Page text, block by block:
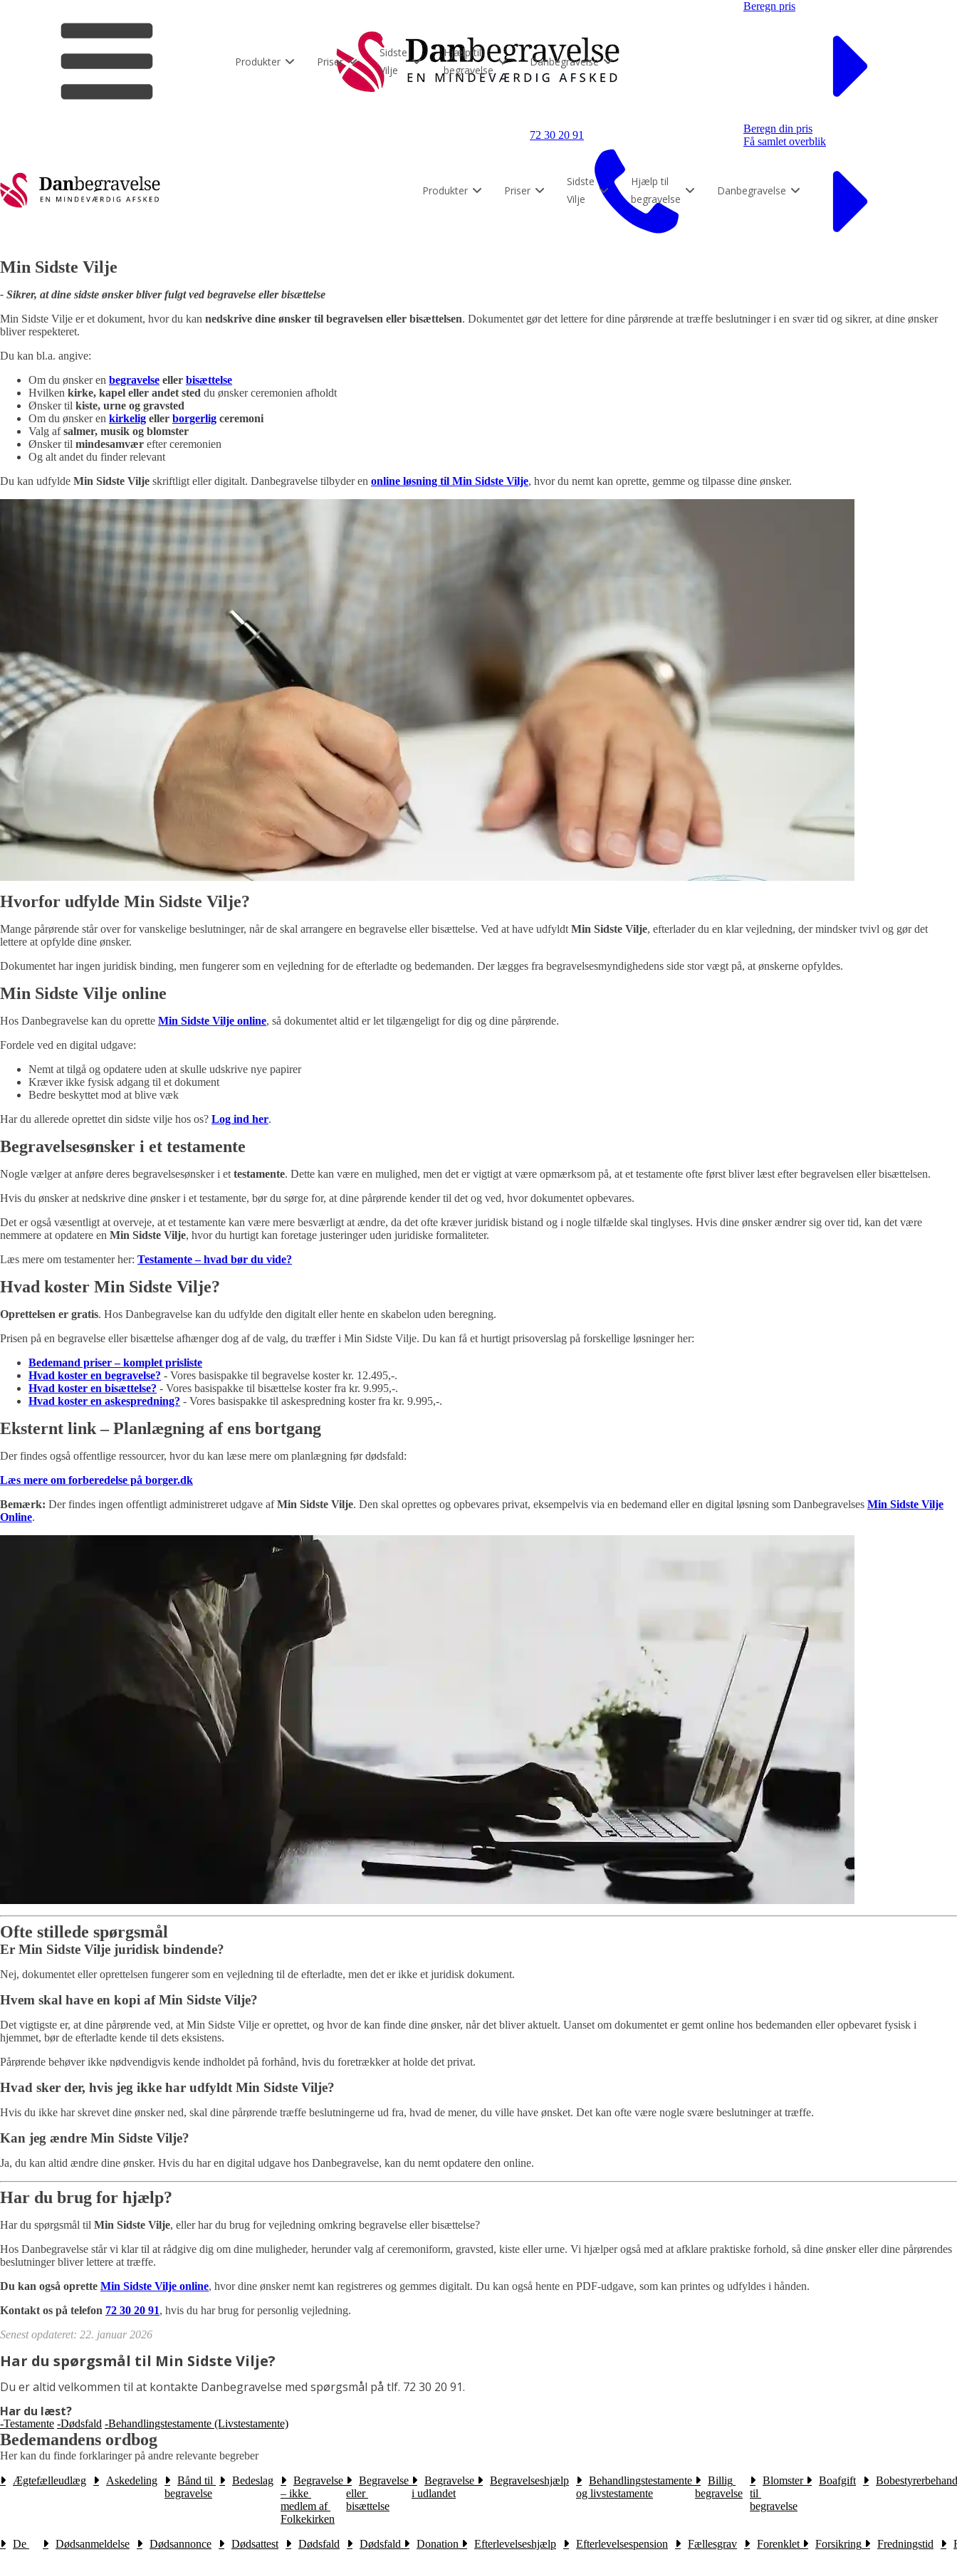
Produkter Priser
Sidste
Vilje
Hjælp til
begravelse
Danbegravelse
Beregn pris
Produkter Priser
Sidste
Vilje
Hjælp til
begravelse
Danbegravelse
72 30 20 91
Beregn din pris
Få samlet overblik
Min Sidste Vilje
- Sikrer, at dine sidste ønsker bliver fulgt ved begravelse eller bisættelse
Min Sidste Vilje er et dokument, hvor du kan nedskrive dine ønsker til begravelsen eller bisættelsen. Dokumentet gør det lettere for dine pårørende at træffe beslutninger i en svær tid og sikrer, at dine ønsker
bliver respekteret.
Du kan bl.a. angive:
Om du ønsker en begravelse eller bisættelse
Hvilken kirke, kapel eller andet sted du ønsker ceremonien afholdt
Ønsker til kiste, urne og gravsted
Om du ønsker en kirkelig eller borgerlig ceremoni
Valg afsalmer, musik og blomster
Ønsker til mindesamvær efter ceremonien
Og alt andet du finder relevant
Du kan udfylde Min Sidste Vilje skriftligt eller digitalt. Danbegravelse tilbyder en online løsning til Min Sidste Vilje, hvor du nemt kan oprette, gemme og tilpasse dine ønsker.
Hvorfor udfylde Min Sidste Vilje?
Mange pårørende står over for vanskelige beslutninger, når de skal arrangere en begravelse eller bisættelse. Ved at have udfyldt Min Sidste Vilje, efterlader du en klar vejledning, der mindsker tvivl og gør det
lettere at opfylde dine ønsker.
Dokumentet har ingen juridisk binding, men fungerer som en vejledning for de efterladte og bedemanden. Der lægges fra begravelsesmyndighedens side stor vægt på, at ønskerne opfyldes.
Min Sidste Vilje online
Hos Danbegravelse kan du oprette Min Sidste Vilje online, så dokumentet altid er let tilgængeligt for dig og dine pårørende.
Fordele ved en digital udgave:
Nemt at tilgå og opdatere uden at skulle udskrive nye papirer
Kræver ikke fysisk adgang til et dokument
Bedre beskyttet mod at blive væk
Har du allerede oprettet din sidste vilje hos os? Log ind her.
Begravelsesønsker i et testamente
Nogle vælger at anføre deres begravelsesønsker i et testamente. Dette kan være en mulighed, men det er vigtigt at være opmærksom på, at et testamente ofte først bliver læst efter begravelsen eller bisættelsen.
Hvis du ønsker at nedskrive dine ønsker i et testamente, bør du sørge for, at dine pårørende kender til det og ved, hvor dokumentet opbevares.
Det er også væsentligt at overveje, at et testamente kan være mere besværligt at ændre, da det ofte kræver juridisk bistand og i nogle tilfælde skal tinglyses. Hvis dine ønsker ændrer sig over tid, kan det være
nemmere at opdatere en Min Sidste Vilje, hvor du hurtigt kan foretage justeringer uden juridiske formaliteter.
Læs mere om testamenter her: Testamente – hvad bør du vide?
Hvad koster Min Sidste Vilje?
Oprettelsen er gratis. Hos Danbegravelse kan du udfylde den digitalt eller hente en skabelon uden beregning.
Prisen på en begravelse eller bisættelse afhænger dog af de valg, du træffer i Min Sidste Vilje. Du kan få et hurtigt prisoverslag på forskellige løsninger her:
Bedemand priser – komplet prisliste
Hvad koster en begravelse? - Vores basispakke til begravelse koster kr. 12.495,-.
Hvad koster en bisættelse? - Vores basispakke til bisættelse koster fra kr. 9.995,-.
Hvad koster en askespredning? - Vores basispakke til askespredning koster fra kr. 9.995,-.
Eksternt link – Planlægning af ens bortgang
Der findes også offentlige ressourcer, hvor du kan læse mere om planlægning før dødsfald:
Læs mere om forberedelse på borger.dk
Bemærk: Der findes ingen offentligt administreret udgave afMin Sidste Vilje. Den skal oprettes og opbevares privat, eksempelvis via en bedemand eller en digital løsning som Danbegravelses Min Sidste Vilje
Online.
Ofte stillede spørgsmål
Er Min Sidste Vilje juridisk bindende?
Nej, dokumentet eller oprettelsen fungerer som en vejledning til de efterladte, men det er ikke et juridisk dokument.
Hvem skal have en kopi af Min Sidste Vilje?
Det vigtigste er, at dine pårørende ved, at Min Sidste Vilje er oprettet, og hvor de kan finde dine ønsker, når det bliver aktuelt. Uanset om dokumentet er gemt online hos bedemanden eller opbevaret fysisk i
hjemmet, bør de efterladte kende til dets eksistens.
Pårørende behøver ikke nødvendigvis kende indholdet på forhånd, hvis du foretrækker at holde det privat.
Hvad sker der, hvis jeg ikke har udfyldt Min Sidste Vilje?
Hvis du ikke har skrevet dine ønsker ned, skal dine pårørende træffe beslutningerne ud fra, hvad de mener, du ville have ønsket. Det kan ofte være nogle svære beslutninger at træffe.
Kan jeg ændre Min Sidste Vilje?
Ja, du kan altid ændre dine ønsker. Hvis du har en digital udgave hos Danbegravelse, kan du nemt opdatere den online.
Har du brug for hjælp?
Har du spørgsmål til Min Sidste Vilje, eller har du brug for vejledning omkring begravelse eller bisættelse?
Hos Danbegravelse står vi klar til at rådgive dig om dine muligheder, herunder valg af ceremoniform, gravsted, kiste eller urne. Vi hjælper også med at afklare praktiske forhold, så dine ønsker eller dine pårørendes
beslutninger bliver lettere at træffe.
Du kan også oprette Min Sidste Vilje online, hvor dine ønsker nemt kan registreres og gemmes digitalt. Du kan også hente en PDF-udgave, som kan printes og udfyldes i hånden.
Kontakt os på telefon 72 30 20 91, hvis du har brug for personlig vejledning.
Senest opdateret: 22. januar 2026
Har du spørgsmål til Min Sidste Vilje?
Du er altid velkommen til at kontakte Danbegravelse med spørgsmål på tlf. 72 30 20 91.
Har du læst?
-Testamente -Dødsfald -Behandlingstestamente (Livstestamente)
Bedemandens ordbog
Her kan du finde forklaringer på andre relevante begreber
Ægtefælleudlæg Askedeling
Bånd til
begravelse
Bedeslag
Begravelse
– ikke
medlem af
Folkekirken
Begravelse
eller
bisættelse
Begravelse
i udlandet
Begravelseshjælp
Behandlingstestamente
og livstestamente
Billig
begravelse
Blomster
til
begravelse
Boafgift
De
Dødsanmeldelse Dødsannonce Dødsattest Dødsfald
Dødsfald
Donation
Efterlevelseshjælp Efterlevelsespension Fællesgrav
Forenklet
Forsikring
Fredningstid